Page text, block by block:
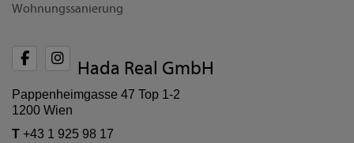
Wohnungssanierung
Hada Real GmbH
Pappenheimgasse 47 Top 1-2
1200 Wien
T +43 1 925 98 17